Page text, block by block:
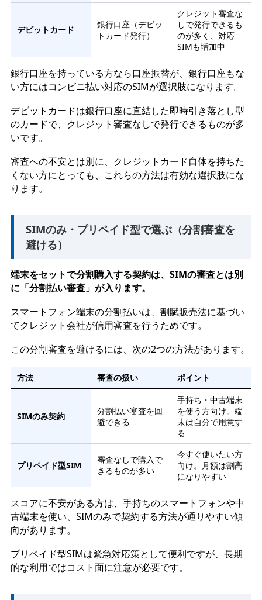
デビットカード
銀行口座（デビッ
トカード発行）
クレジット審査な
しで発行できるも
のが多く、対応
SIMも増加中
銀行口座を持っている方なら口座振替が、銀行口座もな
い方にはコンビニ払い対応のSIMが選択肢になります。
デビットカードは銀行口座に直結した即時引き落とし型
のカードで、クレジット審査なしで発行できるものが多
いです。
審査への不安とは別に、クレジットカード自体を持ちた
くない方にとっても、これらの方法は有効な選択肢にな
ります。
SIMのみ・プリペイド型で選ぶ（分割審査を
避ける）
端末をセットで分割購入する契約は、SIMの審査とは別
に「分割払い審査」が入ります。
スマートフォン端末の分割払いは、割賦販売法に基づい
てクレジット会社が信用審査を行うためです。
この分割審査を避けるには、次の2つの方法があります。
方法 審査の扱い ポイント
SIMのみ契約
分割払い審査を回
避できる
手持ち・中古端末
を使う方向け。端
末は自分で用意す
る
プリペイド型SIM
審査なしで購入で
きるものが多い
今すぐ使いたい方
向け。月額は割高
になりやすい
スコアに不安がある方は、手持ちのスマートフォンや中
古端末を使い、SIMのみで契約する方法が通りやすい傾
向があります。
プリペイド型SIMは緊急対応策として便利ですが、長期
的な利用ではコスト面に注意が必要です。